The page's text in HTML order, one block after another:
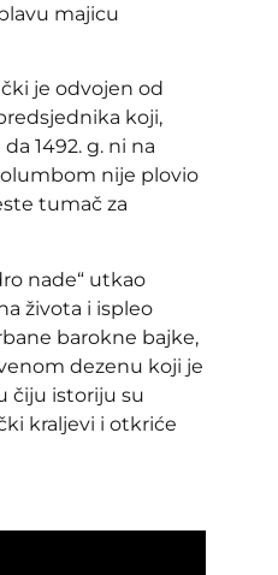
majicu
je odvojen od
koji,
1492. g. ni na
nije plovio
tumač za
nade“ utkao
života i ispleo
barokne bajke,
dezenu koji je
čiju istoriju su
kraljevi i otkriće